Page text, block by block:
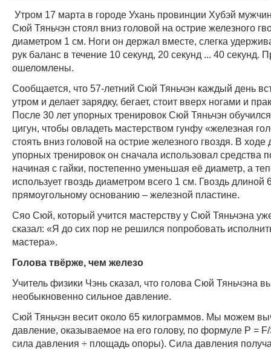
Утром 17 марта в городе Ухань провинции Хубэй
Сюй Тяньчэн стоял вниз головой на острие железного
диаметром 1 см. Ноги он держал вместе, слегка
рук баланс в течение 10 секунд, 20 секунд ... 40 секунд.
ошеломлены.
Сообщается, что 57-летний Сюй Тяньчэн каждый день
утром и делает зарядку, бегает, стоит вверх ногами и
После 30 лет упорных тренировок Сюй Тяньчэн
цигун, чтобы овладеть мастерством гунфу «железная
стоять вниз головой на острие железного гвоздя. В ходе
упорных тренировок он сначала использовал средства
начиная с гайки, постепенно уменьшая её диаметр, а
использует гвоздь диаметром всего 1 см. Гвоздь длиной
прямоугольному основанию – железной пластине.
Сяо Сюй, который учится мастерству у Сюй Тяньчэна
сказал: «Я до сих пор не решился попробовать
мастера».
Голова твёрже, чем железо
Учитель физики Чэнь сказал, что голова Сюй Тяньчэна
необыкновенно сильное давление.
Сюй Тяньчэн весит около 65 килограммов. Мы можем
давление, оказываемое на его голову, по формуле P =
сила давления ÷ площадь опоры). Сила давления